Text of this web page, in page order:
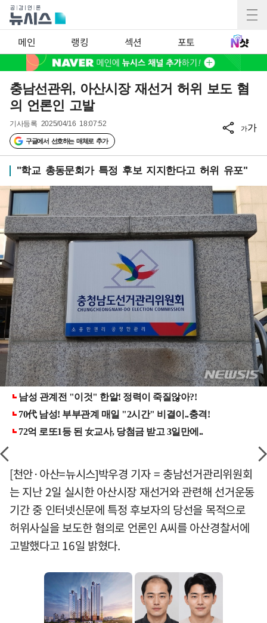
메인 랭킹 섹션 포토
충남선관위, 아산시장 재선거 허위 보도 혐
의 언론인 고발
기사등록 2025/04/16 18:07:52
구글에서 선호하는 매체로 추가
가가
"학교 총동문회가 특정 후보 지지한다고 허위 유포"
[천안·아산=뉴시스]박우경 기자 = 충남선거관리위원회
는 지난 2일 실시한 아산시장 재선거와 관련해 선거운동
기간 중 인터넷신문에 특정 후보자의 당선을 목적으로
허위사실을 보도한 혐의로 언론인 A씨를 아산경찰서에
고발했다고 16일 밝혔다.